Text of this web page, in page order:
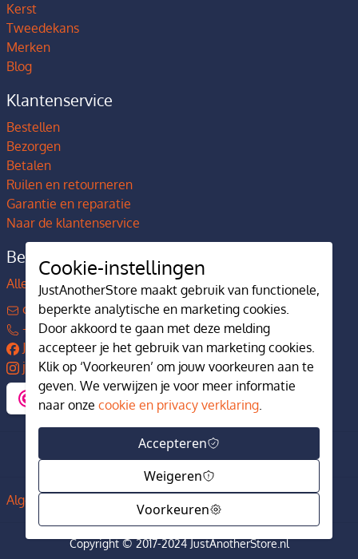
Kerst
Tweedekans
Merken
Blog
Klantenservice
Bestellen
Bezorgen
Betalen
Ruilen en retourneren
Garantie en reparatie
Naar de klantenservice
Bedrijfsgegevens
Alles over JustAnotherStore
contact@justanotherstore.nl
+31 73 644 7405
JustAnotherStore
justanotherstore.nl
Algemene voorwaarden Privacy en cookiebeleid
Copyright © 2017-2024 JustAnotherStore.nl
Cookie-instellingen
JustAnotherStore maakt gebruik van functionele,
beperkte analytische en marketing cookies.
Door akkoord te gaan met deze melding
accepteer je het gebruik van marketing cookies.
Klik op ‘Voorkeuren’ om jouw voorkeuren aan te
geven. We verwijzen je voor meer informatie
naar onze cookie en privacy verklaring.
Accepteren
Weigeren
Voorkeuren